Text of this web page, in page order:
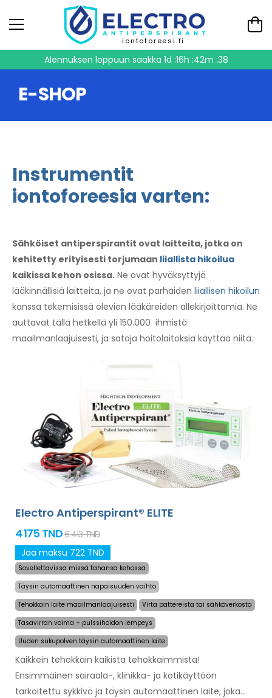
iontoforeesi.fi
Alennuksen loppuun saakka 1d :16h :42m :38
E-SHOP
Instrumentit
iontoforeesia varten:
Sähköiset antiperspirantit ovat laitteita, jotka on
kehitetty erityisesti torjumaan liiallista hikoilua
kaikissa kehon osissa. Ne ovat hyväksyttyjä
lääkinnällisiä laitteita, ja ne ovat parhaiden liiallisen hikoilun
kanssa tekemisissä olevien lääkäreiden allekirjoittamia. Ne
auttavat tällä hetkellä yli 150.000 ihmistä
maailmanlaajuisesti, ja satoja hoitolaitoksia käyttää niitä.
Electro Antiperspirant® ELITE
4 175 TND6 413 TND
Jaa maksu 722 TND
Sovellettavissa missä tahansa kehossa
Täysin automaattinen napaisuuden vaihto
Tehokkain laite maailmanlaajuisesti
Virta pattereista tai sähköverkosta
Tasavirran voima + pulssihoidon lempeys
Uuden sukupolven täysin automaattinen laite
Kaikkein tehokkain kaikista tehokkaimmista!
Ensimmäinen sairaala-, klinikka- ja kotikäyttöön
tarkoitettu sykkivä ja täysin automaattinen laite, joka